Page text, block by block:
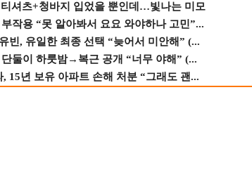
셔츠+청바지 입었을 뿐인데…빛나는 미모
작용 “못 알아봐서 요요 와야하나 고민”...
빈, 유일한 최종 선택 “늦어서 미안해” (...
둘이 하룻밤→복근 공개 “너무 야해” (...
15년 보유 아파트 손해 처분 “그래도 괜...